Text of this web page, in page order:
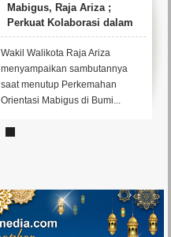
Mabigus, Raja Ariza ;
Perkuat Kolaborasi dalam
Mendukung Pendidikan
Karakter
Wakil Walikota Raja Ariza
menyampaikan sambutannya
saat menutup Perkemahan
Orientasi Mabigus di Bumi...